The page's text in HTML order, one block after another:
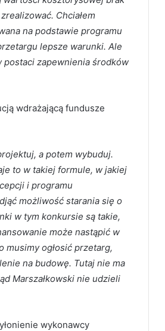
Chciałem
na podstawie programu
lepsze warunki. Ale
zapewnienia środków
wdrażającą fundusze
a potem wybuduj.
to w takiej formule, w jakiej
i programu
możliwość starania się o
w tym konkursie są takie,
może nastąpić w
musimy ogłosić przetarg,
na budowę. Tutaj nie ma
Marszałkowski nie udzieli
wykonawcy